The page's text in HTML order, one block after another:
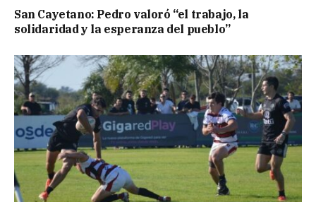
San Cayetano: Pedro valoró “el trabajo, la
solidaridad y la esperanza del pueblo”